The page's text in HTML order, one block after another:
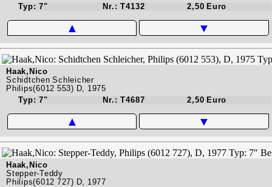
Typ: 7"
Nr.: T4132 2,50 Euro
▲ ▼
Haak,Nico
Schidtchen Schleicher
Philips(6012 553) D, 1975
Typ: 7"
Nr.: T4687 2,50 Euro
▲ ▼
Haak,Nico
Stepper-Teddy
Philips(6012 727) D, 1977